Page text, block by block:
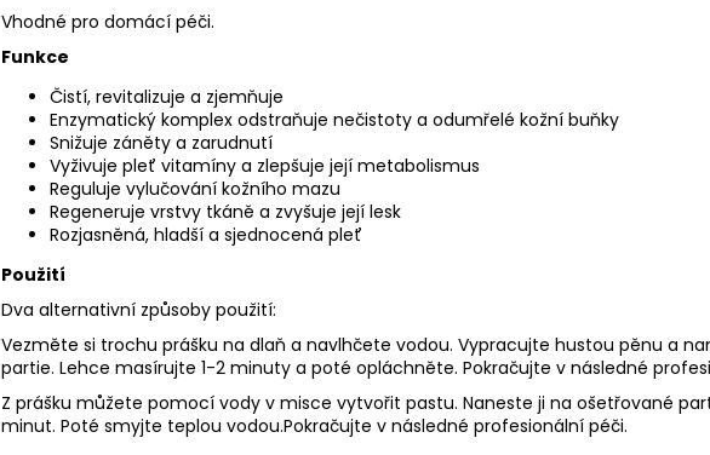
Vhodné pro domácí péči.
Funkce
Čistí, revitalizuje a zjemňuje
Enzymatický komplex odstraňuje nečistoty a odumřelé kožní buňky
Snižuje záněty a zarudnutí
Vyživuje pleť vitamíny a zlepšuje její metabolismus
Reguluje vylučování kožního mazu
Regeneruje vrstvy tkáně a zvyšuje její lesk
Rozjasněná, hladší a sjednocená pleť
Použití
Dva alternativní způsoby použití:
Vezměte si trochu prášku na dlaň a navlhčete vodou. Vypracujte hustou pěnu a
partie. Lehce masírujte 1-2 minuty a poté opláchněte. Pokračujte v následné
Z prášku můžete pomocí vody v misce vytvořit pastu. Naneste ji na ošetřované
minut. Poté smyjte teplou vodou.Pokračujte v následné profesionální péči.